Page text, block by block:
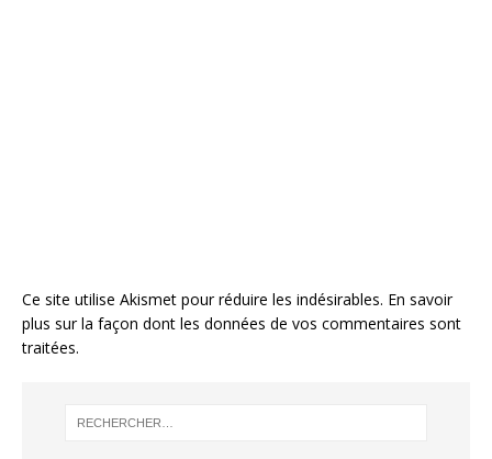
Ce site utilise Akismet pour réduire les indésirables. En savoir
plus sur la façon dont les données de vos commentaires sont
traitées.